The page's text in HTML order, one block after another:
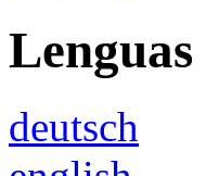
Lenguas
deutsch